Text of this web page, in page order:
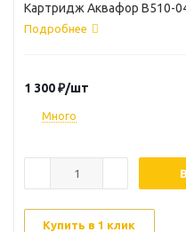
Картридж Аквафор В510-
Подробнее
1 300₽/шт
Много
Купить в 1 клик